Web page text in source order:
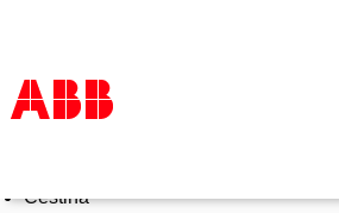
Products & Solutions
Čeština